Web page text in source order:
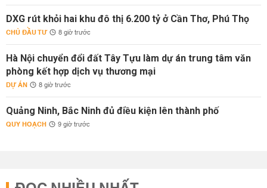
DXG rút khỏi hai khu đô thị 6.200 tỷ ở Cần Thơ, Phú Thọ
CHỦ ĐẦU TƯ 8 giờ trước
Hà Nội chuyển đổi đất Tây Tựu làm dự án trung tâm văn
phòng kết hợp dịch vụ thương mại
DỰ ÁN 8 giờ trước
Quảng Ninh, Bắc Ninh đủ điều kiện lên thành phố
QUY HOẠCH 9 giờ trước